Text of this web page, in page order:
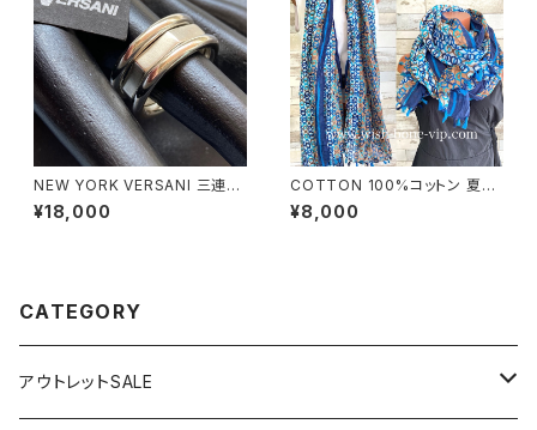
NEW YORK VERSANI 三連シ
ルバーリング【19～24号】ポリゴ
ンデザイン ベルサーニ｜シルバ
¥18,000
COTTON 100%コットン 夏の
ストール インポート大判・ロング
ストール・通気性・肌触り良いス
¥8,000
CATEGORY
アウトレットSALE